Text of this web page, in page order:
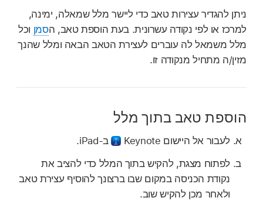
ניתן להגדיר עצירות טאב כדי ליישר מלל שמאלה, ימינה,
למרכז או לפי נקודה עשרונית. בעת הוספת טאב, הסמן וכל
מלל משמאל לה עוברים לעצירת הטאב הבאה ומלל שהנך
מזין/ה מתחיל מנקודה זו.
הוספת טאב בתוך מלל
לעבור אל היישום Keynote
ב-iPad.
לפתוח מצגת, להקיש בתוך המלל כדי להציב את
נקודת הכניסה במקום שבו ברצונך להוסיף עצירת טאב
ולאחר מכן להקיש שוב.